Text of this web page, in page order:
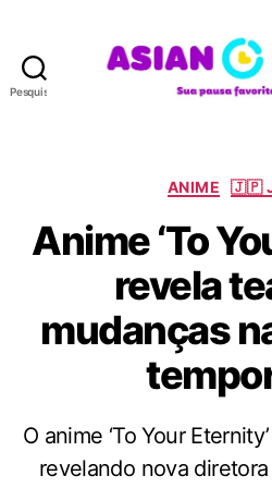
Pesquisar
A
B
R
E
A
K
C
t
e
g
o
r
i
a
ANIME 🇯🇵
Anime ‘To
revela
mudanças
O anime ‘To Your
revelando nova